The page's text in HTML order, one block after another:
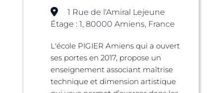
1 Rue de l'Amiral Lejeune
Étage : 1, 80000 Amiens, France
L'école PIGIER Amiens qui a ouvert
ses portes en 2017, propose un
enseignement associant maîtrise
technique et dimension artistique